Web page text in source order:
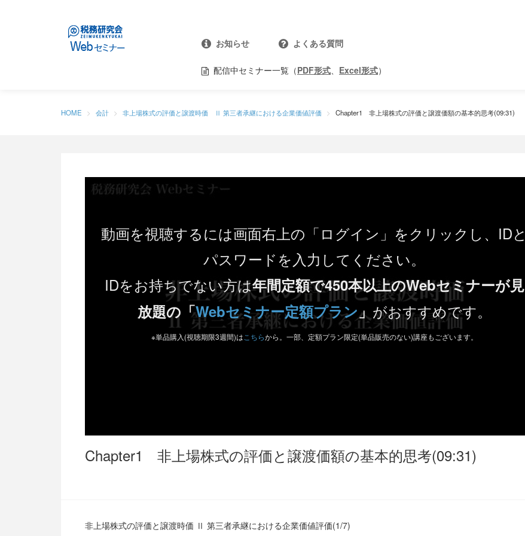
お知らせ よくある質問
配信中セミナー一覧（PDF形式、 Excel形式）
HOME 会計 非上場株式の評価と譲渡時価 Ⅱ 第三者承継における企業価値評価 Chapter1 非上場株式の評価と譲渡価額の基本的思考(09:31)
動画を視聴するには画面右上の「ログイン」をクリックし、IDと
パスワードを入力してください。
IDをお持ちでない方は年間定額で450本以上のWebセミナーが見
放題の「Webセミナー定額プラン」 がおすすめです。
※単品購入(視聴期限3週間)は こちらから。一部、定額プラン限定(単品販売のない)講座もございます。
Chapter1 非上場株式の評価と譲渡価額の基本的思考(09:31)
非上場株式の評価と譲渡時価 Ⅱ 第三者承継における企業価値評価(1/7)